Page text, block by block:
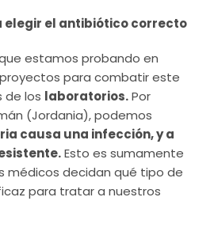
elegir el antibiótico correcto
estamos probando en
para combatir este
de los laboratorios.Por
(Jordania), podemos
causa una infección, y a
Esto es sumamente
médicos decidan qué tipo de
para tratar a nuestros